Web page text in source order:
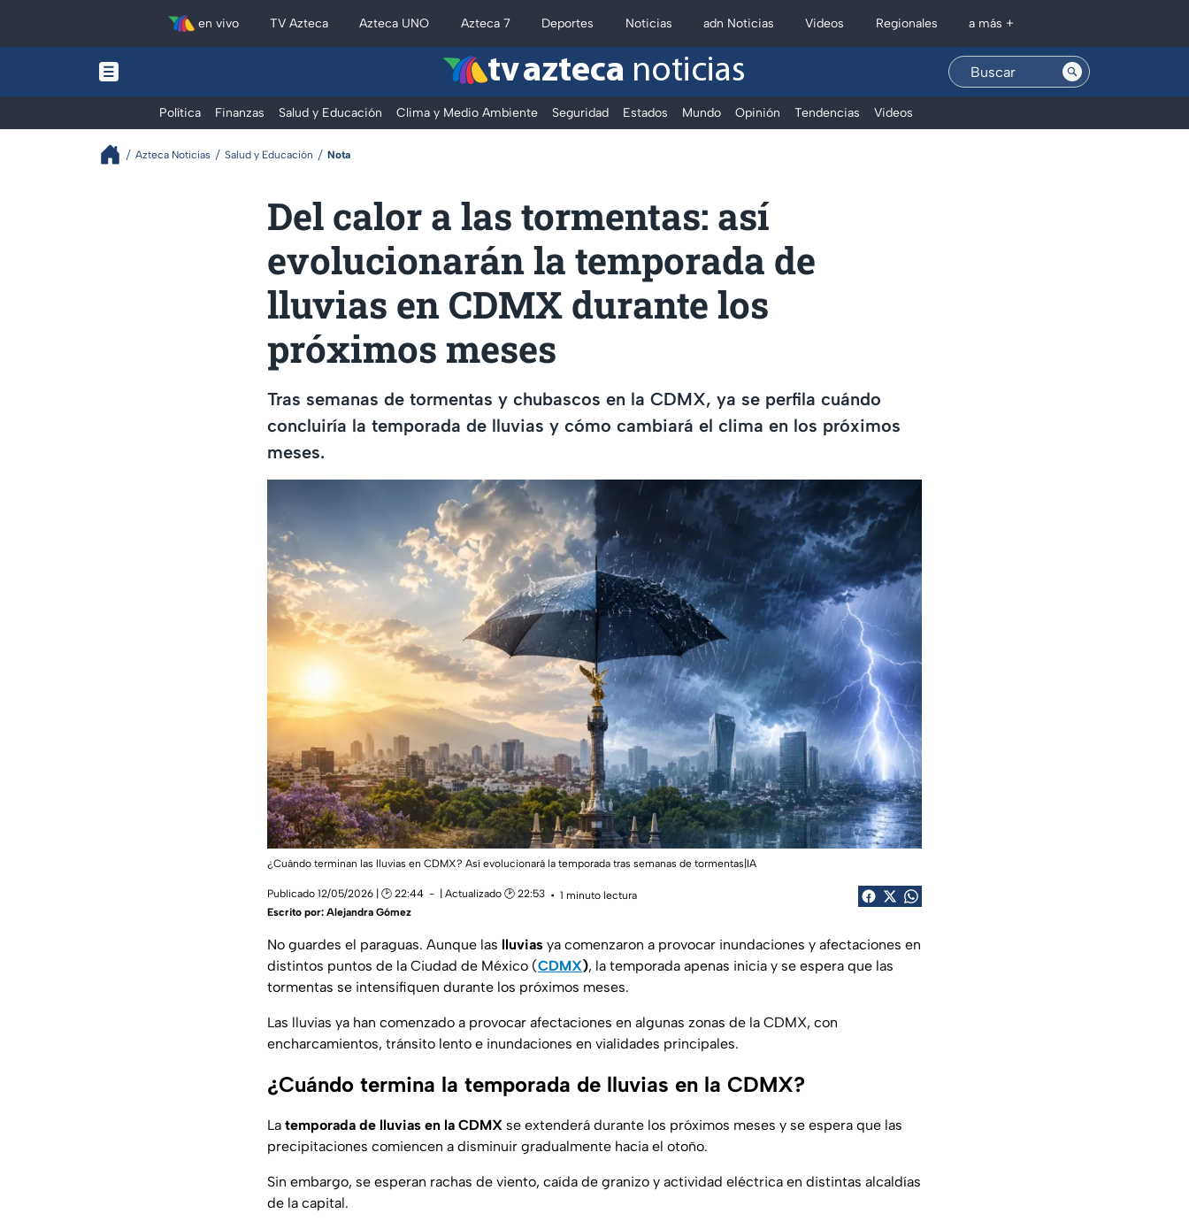
en vivo TV Azteca Azteca UNO Azteca 7 Deportes Noticias adn Noticias Videos Regionales a más +
tv azteca noticias
Política Finanzas Salud y Educación Clima y Medio Ambiente Seguridad Estados Mundo Opinión Tendencias Videos
Azteca Noticias Salud y Educación Nota
Del calor a las tormentas: así
evolucionarán la temporada de
lluvias en CDMX durante los
próximos meses
Tras semanas de tormentas y chubascos en la CDMX, ya se perfila cuándo
concluiría la temporada de lluvias y cómo cambiará el clima en los próximos
meses.
¿Cuándo terminan las lluvias en CDMX? Así evolucionará la temporada tras semanas de tormentas|IA
Publicado 12/05/2026 | 🕑 22:44 | Actualizado 🕑 22:53
1 minuto lectura
Escrito por: Alejandra Gómez
No guardes el paraguas. Aunque las lluvias ya comenzaron a provocar inundaciones y afectaciones en
distintos puntos de la Ciudad de México (CDMX), la temporada apenas inicia y se espera que las
tormentas se intensifiquen durante los próximos meses.
Las lluvias ya han comenzado a provocar afectaciones en algunas zonas de la CDMX, con
encharcamientos, tránsito lento e inundaciones en vialidades principales.
¿Cuándo termina la temporada de lluvias en la CDMX?
La temporada de lluvias en la CDMX se extenderá durante los próximos meses y se espera que las
precipitaciones comiencen a disminuir gradualmente hacia el otoño.
Sin embargo, se esperan rachas de viento, caída de granizo y actividad eléctrica en distintas alcaldías
de la capital.